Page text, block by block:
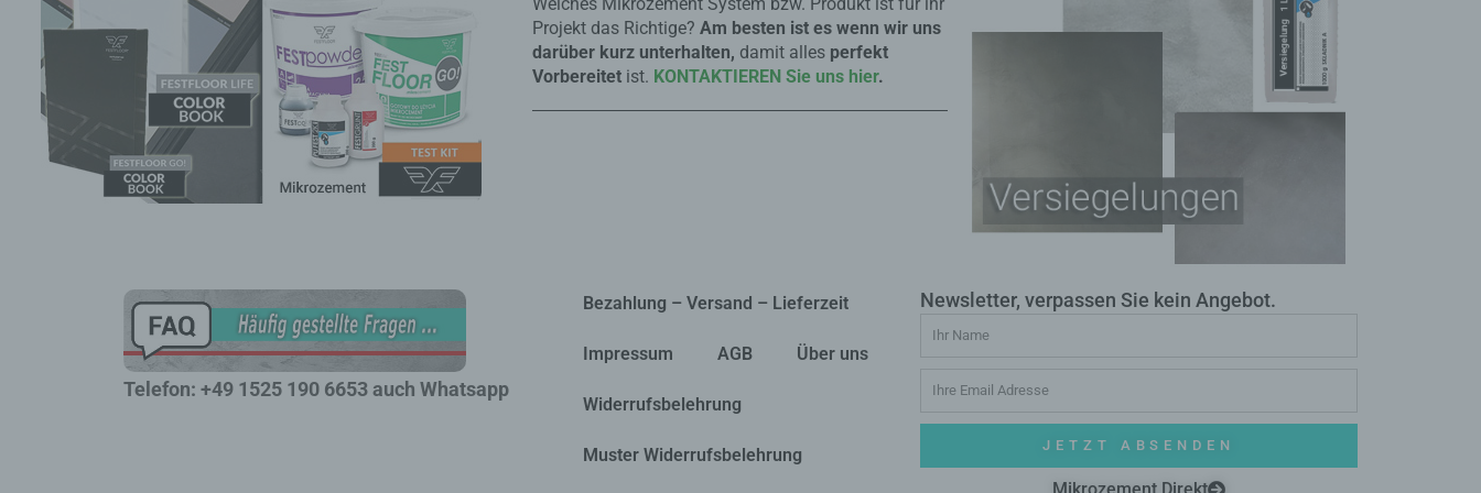
Projekt das Richtige?Am besten ist es wenn wir uns
darüber kurz unterhalten, damit alles perfekt
Vorbereitet ist. KONTAKTIEREN Sie uns hier.
Telefon: +49 1525 190 6653 auch Whatsapp
Bezahlung – Versand – Lieferzeit
Impressum AGB Über uns
Widerrufsbelehrung
Muster Widerrufsbelehrung
Newsletter, verpassen Sie kein Angebot.
JETZT ABSENDEN
Mikrozement Direkt
Verarbeitung ist jeder mit oder ohne Hilfe automatisierter Verfahren
ausgeführte Vorgang oder jede solche Vorgangsreihe im
Erfassen, die Organisation, das Ordnen, die Speicherung, die
Verknüpfung, die Einschränkung, das Löschen oder die Vernichtung.
Einschränkung der Verarbeitung ist die Markierung gespeicherter
personenbezogener Daten mit dem Ziel, ihre künftige Verarbeitung
einzuschränken.